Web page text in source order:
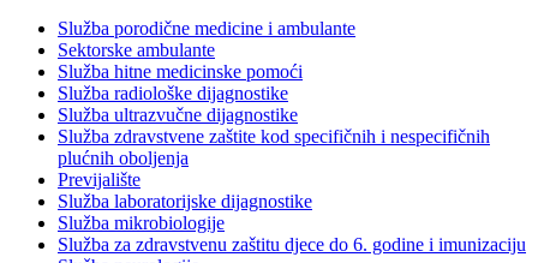
Služba porodične medicine i ambulante
Sektorske ambulante
Služba hitne medicinske pomoći
Služba radiološke dijagnostike
Služba ultrazvučne dijagnostike
Služba zdravstvene zaštite kod specifičnih i nespecifičnih
plućnih oboljenja
Previjalište
Služba laboratorijske dijagnostike
Služba mikrobiologije
Služba za zdravstvenu zaštitu djece do 6. godine i imunizaciju